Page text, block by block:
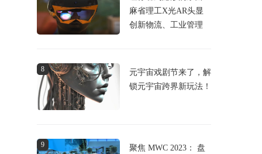
麻省理工X光AR头显
创新物流、工业管理
8
元宇宙戏剧节来了，解
锁元宇宙跨界新玩法！
9
聚焦 MWC 2023： 盘